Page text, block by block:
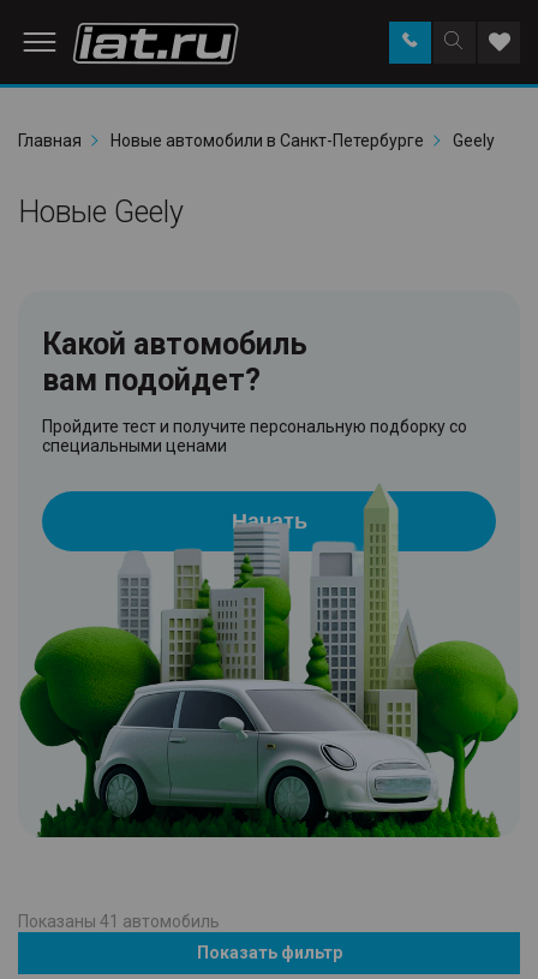
Поиск
по
Заказать
звонок в
Главная
Новые автомобили в Санкт-Петербурге Geely
Новые Geely
Какой автомобиль
вам подойдет?
Пройдите тест и получите персональную подборку со
специальными ценами
Начать
Показаны 41 автомобиль
Показать фильтр